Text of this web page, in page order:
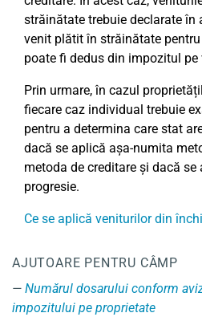
străinătate trebuie declarate în
venit plătit în străinătate
poate fi dedus din impozitul pe
Prin urmare, în cazul
fiecare caz individual trebuie
pentru a determina care stat
dacă se aplică așa-numita
metoda de creditare și dacă
progresie.
Ce se aplică veniturilor din
AJUTOARE PENTRU CÂMP
Numărul dosarului conform
impozitului pe proprietate